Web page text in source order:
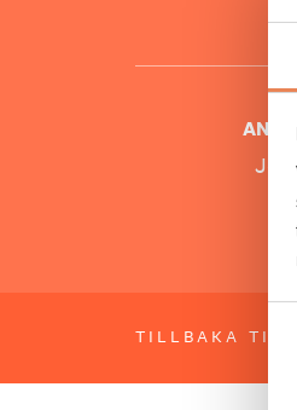
TILLBAKA TILL